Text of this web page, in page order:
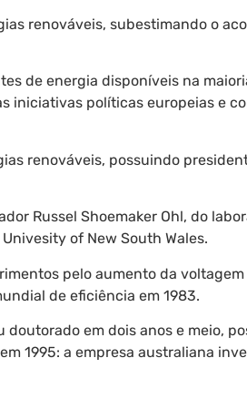
renováveis, subestimando o
de energia disponíveis na
políticas europeias e
renováveis, possuindo
Russel Shoemaker Ohl, do
of New South Wales.
pelo aumento da
de eficiência em 1983.
em dois anos e meio,
1995: a empresa australiana